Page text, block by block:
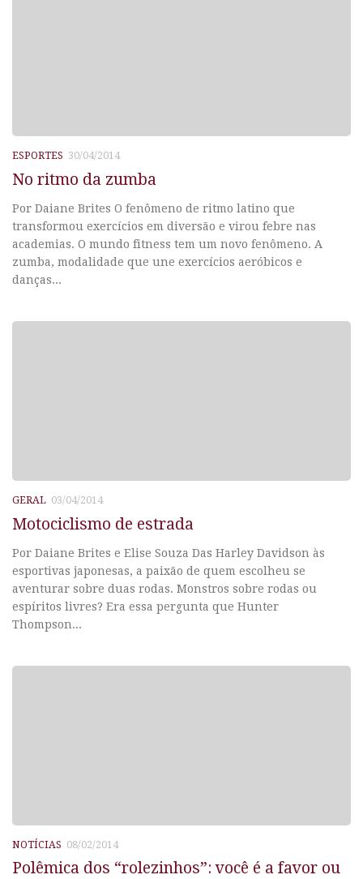
ESPORTES 30/04/2014
No ritmo da zumba
Por Daiane Brites O fenômeno de ritmo latino que
transformou exercícios em diversão e virou febre nas
academias. O mundo fitness tem um novo fenômeno. A
zumba, modalidade que une exercícios aeróbicos e
danças...
GERAL 03/04/2014
Motociclismo de estrada
Por Daiane Brites e Elise Souza Das Harley Davidson às
esportivas japonesas, a paixão de quem escolheu se
aventurar sobre duas rodas. Monstros sobre rodas ou
espíritos livres? Era essa pergunta que Hunter
Thompson...
NOTÍCIAS 08/02/2014
Polêmica dos “rolezinhos”: você é a favor ou